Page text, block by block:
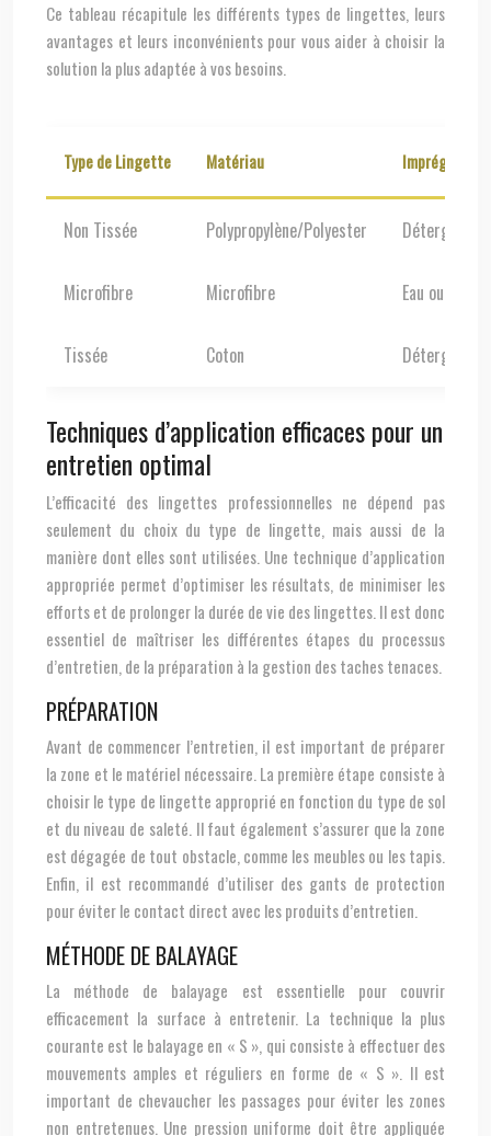
Ce tableau récapitule les différents types de lingettes, leurs
avantages et leurs inconvénients pour vous aider à choisir la
solution la plus adaptée à vos besoins.
Type de Lingette Matériau Imprégnation
Non Tissée Polypropylène/Polyester Détergent
Microfibre Microfibre Eau ou
Tissée Coton Détergent
Techniques d’application efficaces pour un
entretien optimal
L’efficacité des lingettes professionnelles ne dépend pas
seulement du choix du type de lingette, mais aussi de la
manière dont elles sont utilisées. Une technique d’application
appropriée permet d’optimiser les résultats, de minimiser les
efforts et de prolonger la durée de vie des lingettes. Il est donc
essentiel de maîtriser les différentes étapes du processus
d’entretien, de la préparation à la gestion des taches tenaces.
PRÉPARATION
Avant de commencer l’entretien, il est important de préparer
la zone et le matériel nécessaire. La première étape consiste à
choisir le type de lingette approprié en fonction du type de sol
et du niveau de saleté. Il faut également s’assurer que la zone
est dégagée de tout obstacle, comme les meubles ou les tapis.
Enfin, il est recommandé d’utiliser des gants de protection
pour éviter le contact direct avec les produits d’entretien.
MÉTHODE DE BALAYAGE
La méthode de balayage est essentielle pour couvrir
efficacement la surface à entretenir. La technique la plus
courante est le balayage en « S », qui consiste à effectuer des
mouvements amples et réguliers en forme de « S ». Il est
important de chevaucher les passages pour éviter les zones
non entretenues. Une pression uniforme doit être appliquée